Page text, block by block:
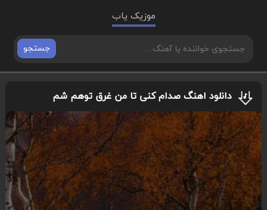
موزیک یاب
جستجو
دانلود اهنگ صدام کنی تا من غرق توهم شم